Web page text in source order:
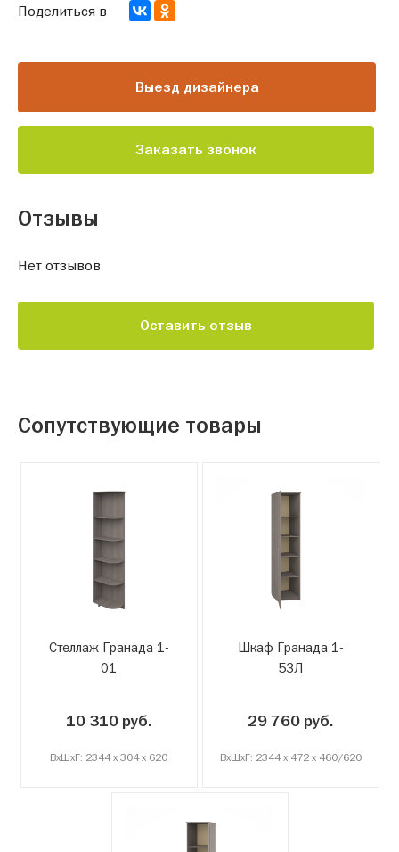
Выезд дизайнера
Заказать звонок
Поделиться в
Отзывы
Нет отзывов
Оставить отзыв
Сопутствующие товары
Стеллаж Гранада 1-
01
10 310 руб.
ВxШxГ: 2344 x 304 x 620
Шкаф Гранада 1-
53Л
29 760 руб.
ВxШxГ: 2344 x 472 x 460/620